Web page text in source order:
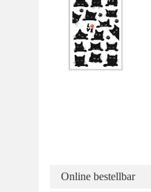
Online bestellbar